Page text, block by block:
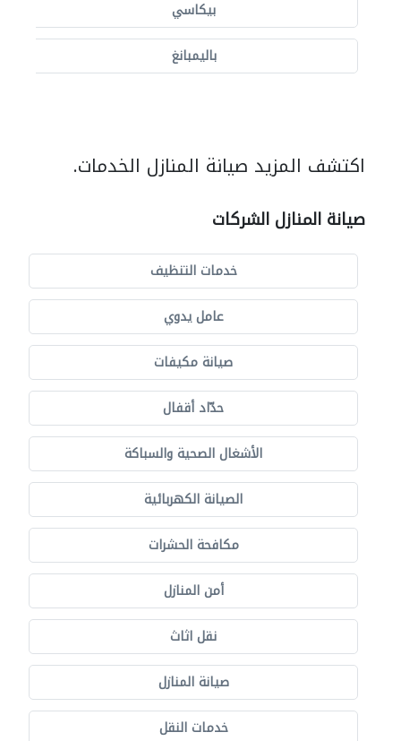
بيكاسي
باليمبانغ
اكتشف المزيد صيانة المنازل الخدمات.
صيانة المنازل الشركات
خدمات التنظيف
عامل يدوي
صيانة مكيفات
حدّاد أقفال
الأشغال الصحية والسباكة
الصيانة الكهربائية
مكافحة الحشرات
أمن المنازل
نقل اثاث
صيانة المنازل
خدمات النقل